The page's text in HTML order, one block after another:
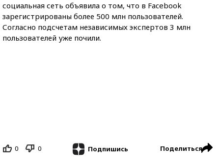
социальная сеть объявила о том, что в Facebook
зарегистрированы более 500 млн пользователей.
Согласно подсчетам независимых экспертов 3 млн
пользователей уже почили.
0 0 Подпишись Поделиться